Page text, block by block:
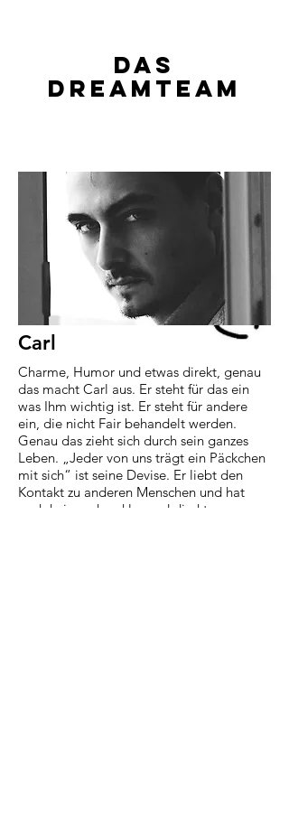
DAS
DreamTEAM
Carl
Charme, Humor und etwas direkt, genau
das macht Carl aus. Er steht für das ein
was Ihm wichtig ist. Er steht für andere
ein, die nicht Fair behandelt werden.
Genau das zieht sich durch sein ganzes
Leben. „Jeder von uns trägt ein Päckchen
mit sich“ ist seine Devise. Er liebt den
Kontakt zu anderen Menschen und hat
auch keine scheu klar und direkt zu sagen